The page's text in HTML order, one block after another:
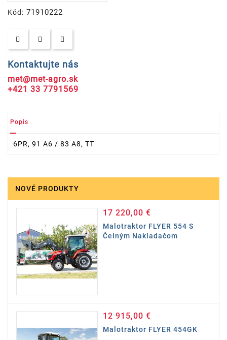
Kód: 71910222
Kontaktujte nás
met@met-agro.sk
+421 33 7791569
Popis
6PR, 91 A6 / 83 A8, TT
NOVÉ PRODUKTY
17 220,00 €Cena
Malotraktor FLYER 554 S
Čelným Nakladačom
12 915,00 €Cena
Malotraktor FLYER 454GK